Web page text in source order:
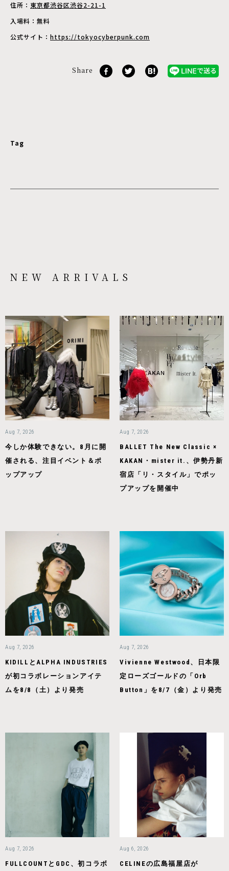
住所： 東京都渋谷区渋谷2-21-1
入場料：無料
公式サイト： https://tokyocyberpunk.com
Share
Tag
NEW ARRIVALS
Aug 7, 2026
今しか体験できない。8月に開
催される、注目イベント＆ポ
ップアップ
Aug 7, 2026
BALLET The New Classic ×
KAKAN・mister it.、伊勢丹新
宿店「リ・スタイル」でポッ
プアップを開催中
Aug 7, 2026
KIDILLとALPHA INDUSTRIES
が初コラボレーションアイテ
ムを8/8（土）より発売
Aug 7, 2026
Vivienne Westwood、日本限
定ローズゴールドの「Orb
Button」を8/7（金）より発売
Aug 7, 2026
FULLCOUNTとGDC、初コラボ
Aug 6, 2026
CELINEの広島福屋店が